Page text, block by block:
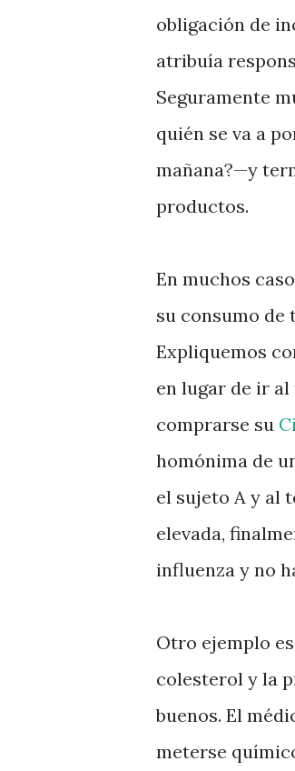
obligación de
atribuía
Seguramente
quién se va a
mañana?—y
productos.
En muchos
su consumo de
Expliquemos
en lugar de ir
comprarse su
homónima de
el sujeto A y al
elevada,
influenza y no
Otro ejemplo
colesterol y la
buenos. El
meterse